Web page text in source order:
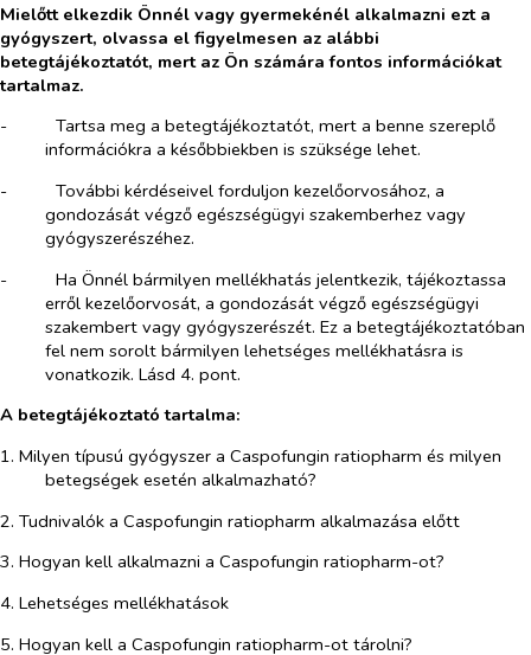
Mielőtt elkezdik Önnél vagy gyermekénél alkalmazni ezt a
gyógyszert, olvassa el figyelmesen az alábbi
betegtájékoztatót, mert az Ön számára fontos információkat
tartalmaz.
-​
Tartsa meg a betegtájékoztatót, mert a benne szereplő
információkra a későbbiekben is szüksége lehet.
-​
További kérdéseivel forduljon kezelőorvosához, a
gondozását végző egészségügyi szakemberhez vagy
gyógyszerészéhez.
-​
Ha Önnél bármilyen mellékhatás jelentkezik, tájékoztassa
erről kezelőorvosát, a gondozását végző egészségügyi
szakembert vagy gyógyszerészét. Ez a betegtájékoztatóban
fel nem sorolt bármilyen lehetséges mellékhatásra is
vonatkozik. Lásd 4. pont.
A betegtájékoztató tartalma:
1. Milyen típusú gyógyszer a Caspofungin ratiopharm és milyen
betegségek esetén alkalmazható?
2. Tudnivalók a Caspofungin ratiopharm alkalmazása előtt
3. Hogyan kell alkalmazni a Caspofungin ratiopharm-ot?
4. Lehetséges mellékhatások
5. Hogyan kell a Caspofungin ratiopharm-ot tárolni?